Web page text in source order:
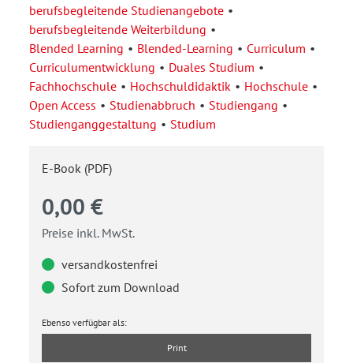
berufsbegleitende Studienangebote
berufsbegleitende Weiterbildung
Blended Learning
Blended-Learning
Curriculum
Curriculumentwicklung
Duales Studium
Fachhochschule
Hochschuldidaktik
Hochschule
Open Access
Studienabbruch
Studiengang
Studienganggestaltung
Studium
E-Book (PDF)
0,00 €
Preise inkl. MwSt.
versandkostenfrei
Sofort zum Download
Ebenso verfügbar als:
Print